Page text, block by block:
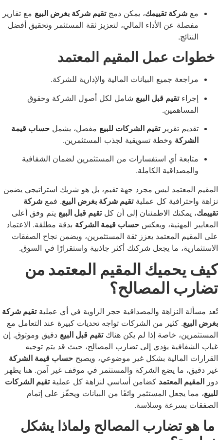
شركة تقييمك، يمكن دمجتقيم شركة بغرض البيعمع تقارير
عن الأداء المالي، لتعزيز ثقة المستثمر وتحقيق أفضل
عمل المقيم المعتمد
جميع البيانات المالية والإدارية للشركة.
تقيم قبل البيعشامل لكل أصول الشركة وحقوق
تقريرتقيم الشركات للبيعمفصل، يشملحساب قيمة
وخطة تسويقية لجذب المستثمرين.
أي استفسارات من المستثمرين لضمان الشفافية
الكاملة.
ليس مجرد جهة تقيم، بل هو شريك استراتيجي يضمن
كل عمليةتقيم شركة بغرض البيع. فمعشركة
الاطمئنان إلى أن كلتقيم قبل البيعيتم وفق أعلى
ويعكسحساب قيمة الشركةبدقة مطلقة. الاعتماد
المعتمد يعزز ثقة المستثمرين، ويضمن نجاح الصفقات
ما يجعل شركتك أكثر جاذبية واستقرارًا في السوق.
المقيم المعتمد من
المصالح؟
والمصداقية حجر الزاوية في أي عملية تقيم شركة
. كثير من الشركات تواجه تحديات كبيرة عند التعامل مع
خاصة إذا لم يكن هناكتقيم قبل البيعدقيق وموثوق. إن
يؤدي إلى تضارب المصالح، حيث قد يتم توجيه
المالية بشكل غير موضوعي، ويصبح حساب قيمة الشركة
ما يضع الشركة والمستثمر في موقف غير آمن. هنا يظهر
المعتمدكضامن أساسي لنزاهة كل عمليةتقيم الشركات
المستثمر واثقًا من البيانات ويحفّز على إتمام
وسلاسة.
المصالح ولماذا يشكل